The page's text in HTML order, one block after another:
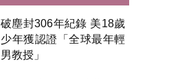
破塵封306年紀錄 美18歲
少年獲認證「全球最年輕
男教授」